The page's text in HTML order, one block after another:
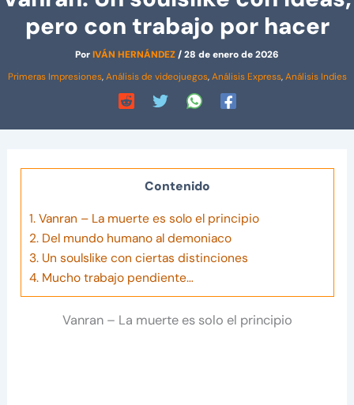
pero con trabajo por hacer
PorIVÁN HERNÁNDEZ/28 de enero de 2026
Primeras Impresiones,Análisis de videojuegos,Análisis Express,Análisis Indies
Contenido
1.Vanran – La muerte es solo el principio
2.Del mundo humano al demoniaco
3.Un soulslike con ciertas distinciones
4.Mucho trabajo pendiente…
Vanran – La muerte es solo el principio